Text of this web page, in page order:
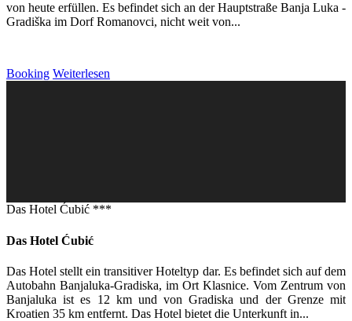
von heute erfüllen. Es befindet sich an der Hauptstraße Banja Luka -
Gradiška im Dorf Romanovci, nicht weit von...
Booking Weiterlesen
Das Hotel Ćubić ***
Das Hotel Ćubić
Das Hotel stellt ein transitiver Hoteltyp dar. Es befindet sich auf dem
Autobahn Banjaluka-Gradiska, im Ort Klasnice. Vom Zentrum von
Banjaluka ist es 12 km und von Gradiska und der Grenze mit
Kroatien 35 km entfernt. Das Hotel bietet die Unterkunft in...